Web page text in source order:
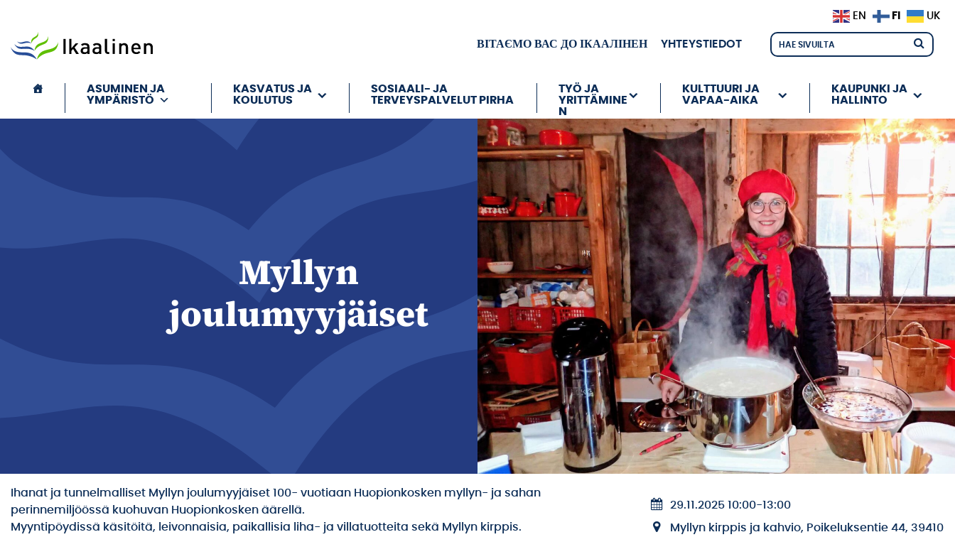
ВІТАЄМО ВАС ДО ІКААЛІНЕН YHTEYSTIEDOT
ASUMINEN JA
YMPÄRISTÖ
KASVATUS JA
KOULUTUS
SOSIAALI- JA
TERVEYSPALVELUT PIRHA
TYÖ JA
YRITTÄMINE
N
KULTTUURI JA
VAPAA-AIKA
KAUPUNKI JA
HALLINTO
Myllyn
joulumyyjäiset
Ihanat ja tunnelmalliset Myllyn joulumyyjäiset 100- vuotiaan Huopionkosken myllyn- ja sahan
perinnemiljöössä kuohuvan Huopionkosken äärellä.
Myyntipöydissä käsitöitä, leivonnaisia, paikallisia liha- ja villatuotteita sekä Myllyn kirppis.
29.11.2025 10:00-13:00
Myllyn kirppis ja kahvio, Poikeluksentie 44, 39410
EN FI UK